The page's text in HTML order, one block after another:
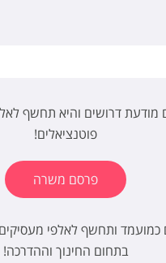
מודעת דרושים והיא תחשף
פוטנציאלים!
פרסם משרה
ותחשף לאלפי מעסיקים
בתחום החינוך וההדרכה!